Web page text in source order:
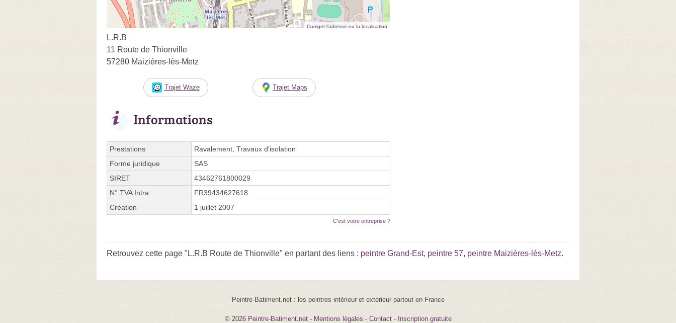
Corriger l’adresse ou la localisation
L.R.B
11 Route de Thionville
57280 Maizières-lès-Metz
Trajet Waze Trajet Maps
Informations
Prestations
Ravalement, Travaux d'isolation
Forme juridique
SAS
SIRET
43462761800029
N° TVA Intra.
FR39434627618
Création
1 juillet 2007
C'est votre entreprise ?
Retrouvez cette page "L.R.B Route de Thionville" en partant des liens : peintre Grand-Est, peintre 57, peintre Maizières-lès-Metz.
Peintre-Batiment.net : les peintres intérieur et extérieur partout en France
© 2026 Peintre-Batiment.net - Mentions légales - Contact- Inscription gratuite